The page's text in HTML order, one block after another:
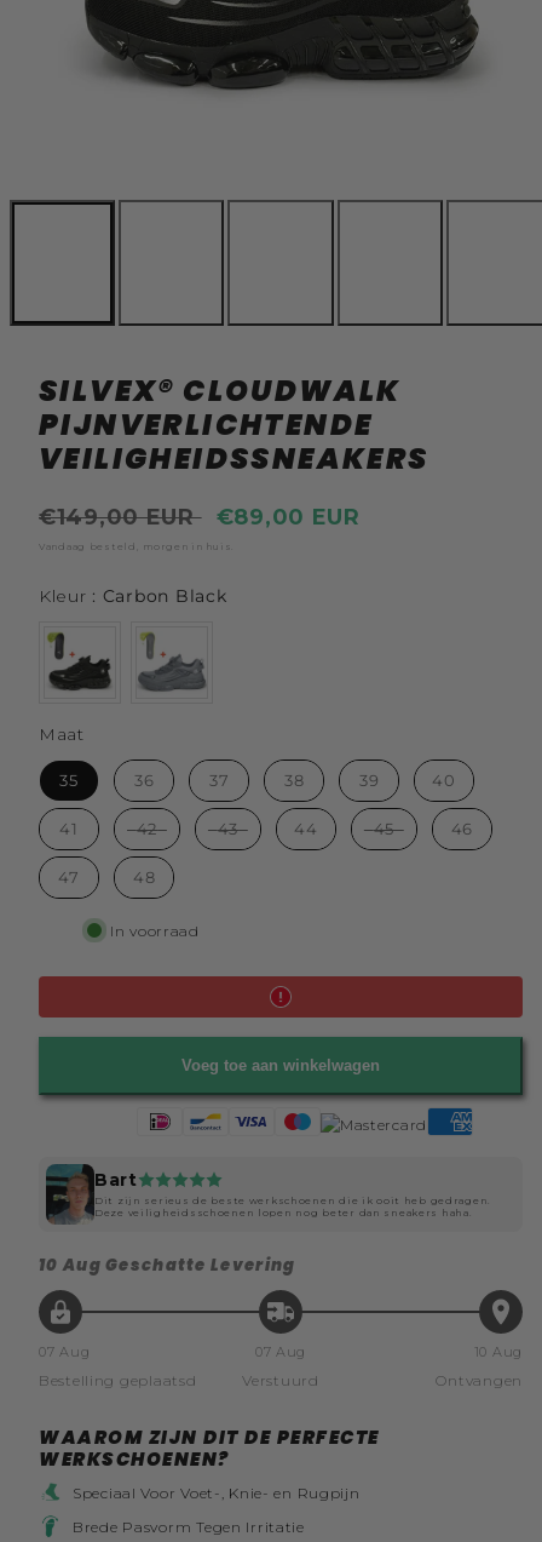
SILVEX® CLOUDWALK
PIJNVERLICHTENDE
VEILIGHEIDSSNEAKERS
Reguliere
prijs
€149,00 EUR Actie
prijs
€89,00 EUR
Vandaag besteld, morgen in huis.
Kleur : Carbon BlackKleur
Maat
35 36 37 38 39 40
41 42 43 44 45 46
47 48
In voorraad
Voeg toe aan winkelwagen
Bart
Dit zijn serieus de beste werkschoenen die ik ooit heb gedragen.
Deze veiligheidsschoenen lopen nog beter dan sneakers haha.
10 AugGeschatte Levering
07 Aug
Bestelling geplaatsd
07 Aug
Verstuurd
10 Aug
Ontvangen
WAAROM ZIJN DIT DE PERFECTE
WERKSCHOENEN?
Speciaal Voor Voet-, Knie- en Rugpijn
Brede Pasvorm Tegen Irritatie